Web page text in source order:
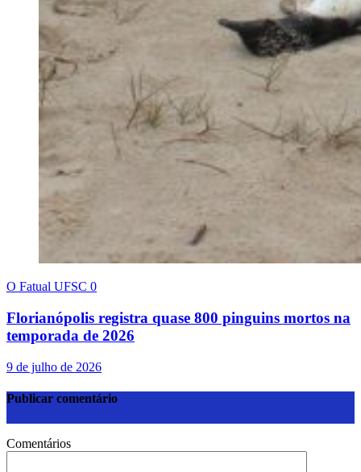
O Fatual UFSC 0
Florianópolis registra quase 800 pinguins mortos na
temporada de 2026
9 de julho de 2026
Publicar comentário
Comentários